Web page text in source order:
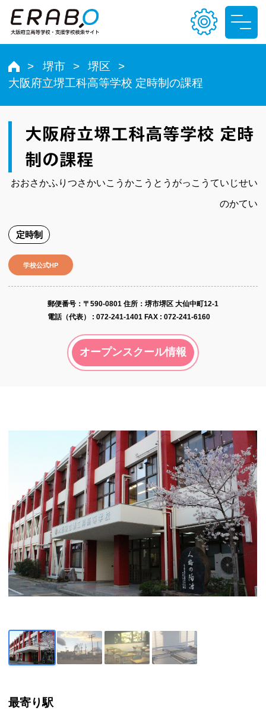
文字サイズ
堺市
堺区
大阪府立堺工科高等学校 定時制の課程
大阪府立堺工科高等学校 定時
制の課程
おおさかふりつさかいこうかこうとうがっこうていじせい
のかてい
定時制
学校公式HP
郵便番号​：〒590-0801 住所：堺市堺区 大仙中町12-1
電話（代表） : 072-241-1401 FAX : 072-241-6160
オープンスクール情報
最寄り駅